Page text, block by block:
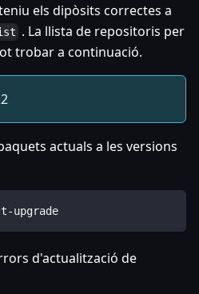
els dipòsits correctes a
. La llista de repositoris per
trobar a continuació.
actuals a les versions
upgrade
d'actualització de